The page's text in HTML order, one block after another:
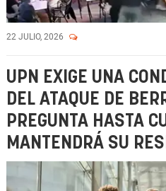
22 JULIO, 2026
UPN EXIGE UNA
DEL ATAQUE DE
PREGUNTA HASTA
MANTENDRÁ SU